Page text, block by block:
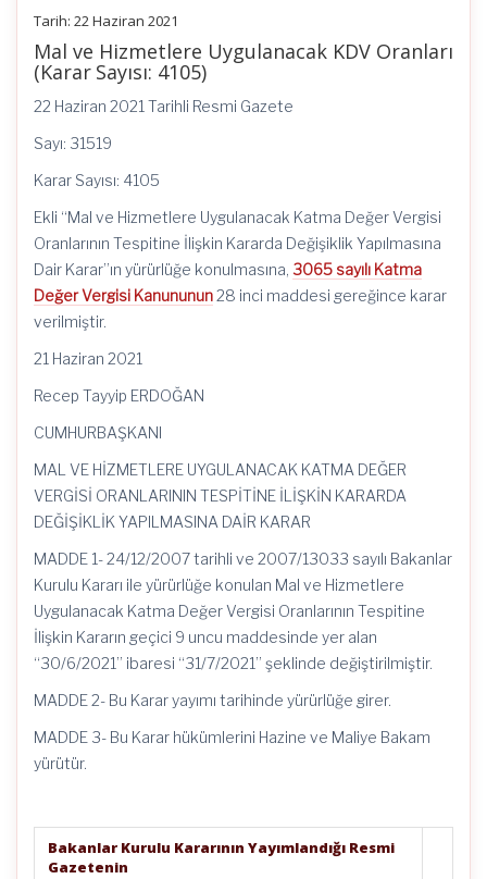
Tarih: 22 Haziran 2021
Mal ve Hizmetlere Uygulanacak KDV Oranları
(Karar Sayısı: 4105)
22 Haziran 2021 Tarihli Resmi Gazete
Sayı: 31519
Karar Sayısı: 4105
Ekli “Mal ve Hizmetlere Uygulanacak Katma Değer Vergisi
Oranlarının Tespitine İlişkin Kararda Değişiklik Yapılmasına
Dair Karar”ın yürürlüğe konulmasına, 3065 sayılı Katma
Değer Vergisi Kanununun28 inci maddesi gereğince karar
verilmiştir.
21 Haziran 2021
Recep Tayyip ERDOĞAN
CUMHURBAŞKANI
MAL VE HİZMETLERE UYGULANACAK KATMA DEĞER
VERGİSİ ORANLARININ TESPİTİNE İLİŞKİN KARARDA
DEĞİŞİKLİK YAPILMASINA DAİR KARAR
MADDE 1- 24/12/2007 tarihli ve 2007/13033 sayılı Bakanlar
Kurulu Kararı ile yürürlüğe konulan Mal ve Hizmetlere
Uygulanacak Katma Değer Vergisi Oranlarının Tespitine
İlişkin Kararın geçici 9 uncu maddesinde yer alan
“30/6/2021” ibaresi “31/7/2021” şeklinde değiştirilmiştir.
MADDE 2- Bu Karar yayımı tarihinde yürürlüğe girer.
MADDE 3- Bu Karar hükümlerini Hazine ve Maliye Bakam
yürütür.
Bakanlar Kurulu Kararının Yayımlandığı Resmi
Gazetenin